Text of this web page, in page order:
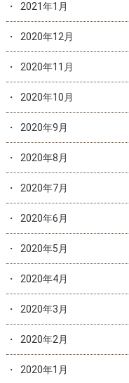
2021年1月
2020年12月
2020年11月
2020年10月
2020年9月
2020年8月
2020年7月
2020年6月
2020年5月
2020年4月
2020年3月
2020年2月
2020年1月